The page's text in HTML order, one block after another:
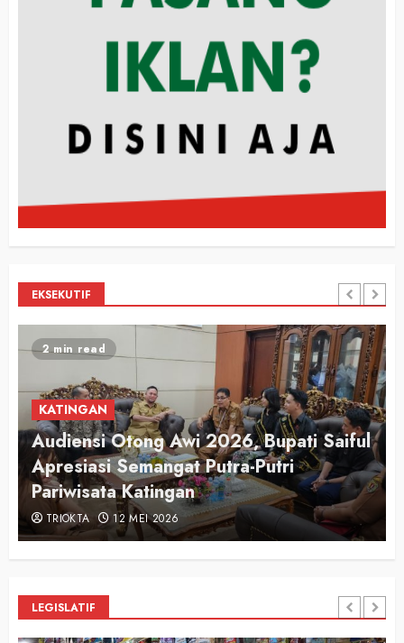
EKSEKUTIF
2 min read
KATINGAN
Audiensi Otong Awi 2026, Bupati Saiful
Apresiasi Semangat Putra-Putri
Pariwisata Katingan
TRIOKTA 12 MEI 2026
LEGISLATIF